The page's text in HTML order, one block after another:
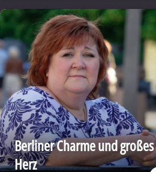
Berliner Charme und großes
Herz